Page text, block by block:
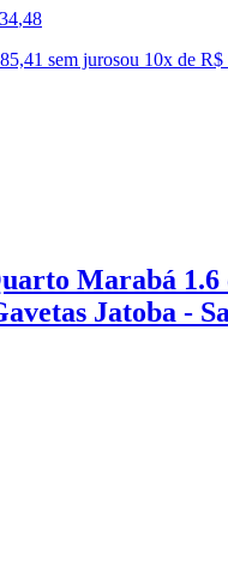
,48
sem jurosou 10x de R$
Marabá 1.6
Jatoba -